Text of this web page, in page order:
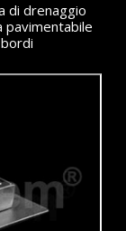
di drenaggio
pavimentabile